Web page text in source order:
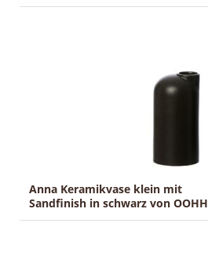
Anna Keramikvase klein mit
Sandfinish in schwarz von OOHH